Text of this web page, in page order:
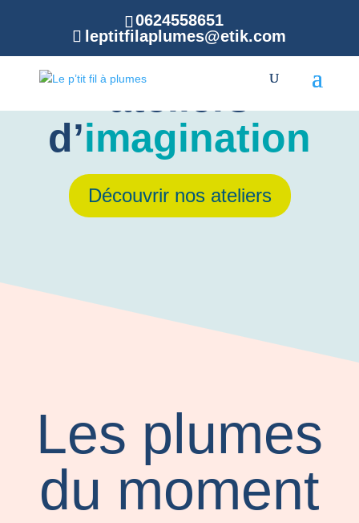
0624558651
leptitfilaplumes@etik.com
Livres jeunesse et
ateliers
d’imagination
Découvrir nos ateliers
Les plumes
du moment